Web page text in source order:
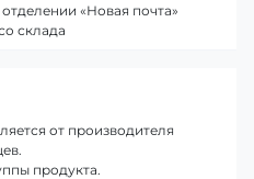
«Новая почта»
склада
от производителя
продукта.